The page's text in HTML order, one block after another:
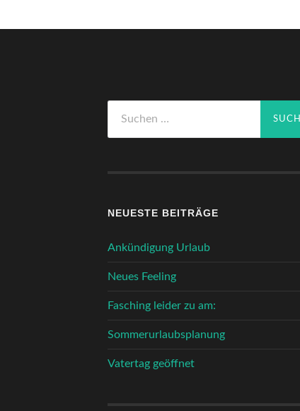
nach:
NEUESTE BEITRÄGE
Ankündigung Urlaub
Neues Feeling
Fasching leider zu am:
Sommerurlaubsplanung
Vatertag geöffnet